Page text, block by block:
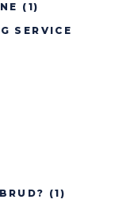
(1)
SERVICE
(1)